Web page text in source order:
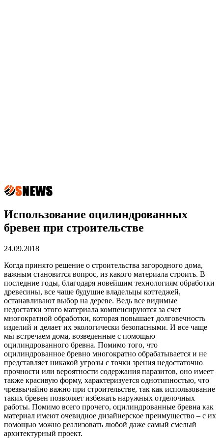
Использование оцилиндрованных
бревен при строительстве
24.09.2018
Когда принято решение о строительства загородного дома,
важным становится вопрос, из какого материала строить. В
последние годы, благодаря новейшим технологиям обработки
древесины, все чаще будущие владельцы коттеджей,
останавливают выбор на дереве. Ведь все видимые
недостатки этого материала компенсируются за счет
многократной обработки, которая повышает долговечность
изделий и делает их экологически безопасными. И все чаще
мы встречаем дома, возведенные с помощью
оцилиндрованного бревна. Помимо того, что
оцилиндрованное бревно многократно обрабатывается и не
представляет никакой угрозы с точки зрения недостаточно
прочности или вероятности содержания паразитов, оно имеет
также красивую форму, характеризуется однотипностью, что
чрезвычайно важно при строительстве, так как использование
таких бревен позволяет избежать наружных отделочных
работы. Помимо всего прочего, оцилиндрованные бревна как
материал имеют очевидное дизайнерское преимущество – с их
помощью можно реализовать любой даже самый смелый
архитектурный проект.